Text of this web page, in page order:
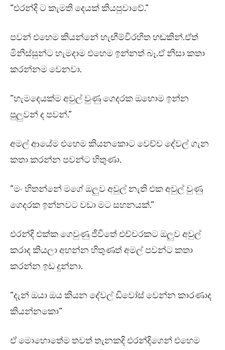
“එරන්දි ට කැමති දෙයක් කියපුවාවේ.”
පවන් එහෙම කියන්නේ හැඟීම්විරහිත හඬකින්.ඒත්
මිනිස්සුන්ට හැමදාම එහෙම ඉන්නත් බෑ.ඒ නිසා කතා
කරන්නම වෙනවා.
“හැමදෙයක්ම අවුල් වුණු ගෙදරක ඔහොම ඉන්න
පුලුවන් ද පවන්.”
අමල් ආයේම එහෙම කියනකොට වෙච්ච දේවල් ගැන
කතා කරන්න පවන්ට හිතුණා.
“මං හිතන්නේ මගේ ඔලුව අවුල් නැති එක අවුල් වුණු
ගෙදරක ඉන්නවට වඩා මට සහනයක්.”
එරන්දි එක්ක ගෙවුණු ජීවිතේ එච්චරකට ඔලුව අවුල්
කරාද කියලා අහන්න හිතුණත් අමල් පවන්ට කතා
කරන්න ඉඩ දුන්නා.
“දැන් ඔයා ඔය කියන දේවල් ඩිවෝස් වෙන්න කාරණාද
කියන්නකො”
ඒ මොහොතේම තවත් තැනකදි එරන්දිගෙන් එහෙම